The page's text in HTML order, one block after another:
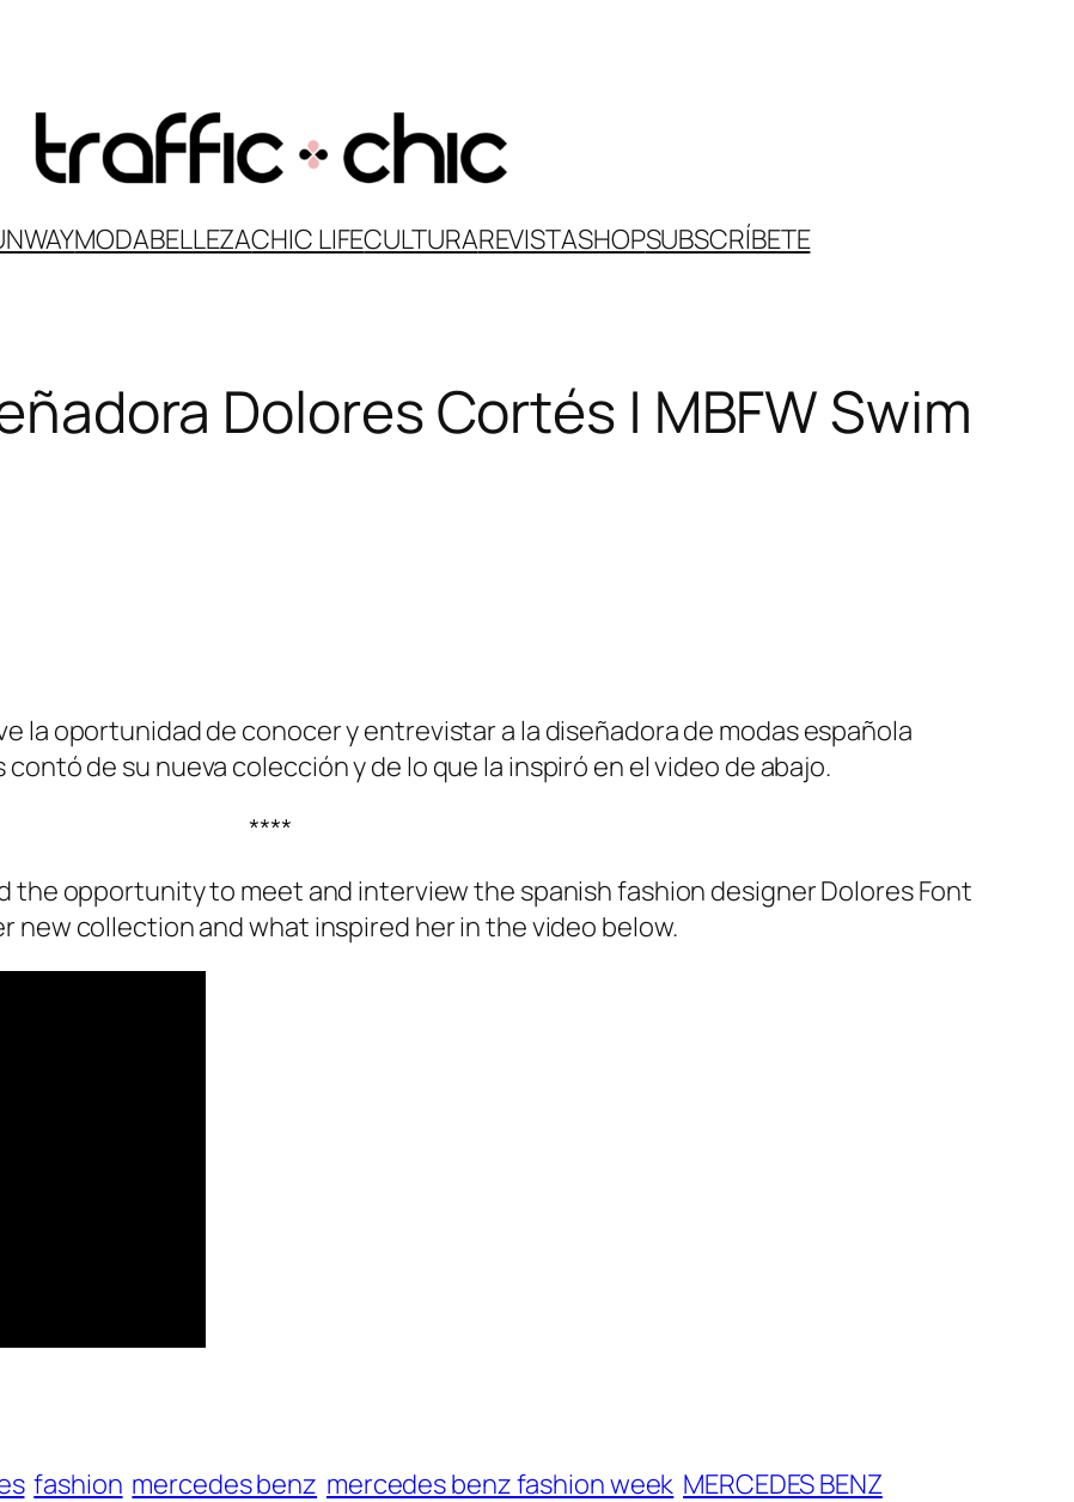
MODABELLEZACHIC LIFECULTURAREVISTASHOPSUBSCRÍBETE
Dolores Cortés | MBFW Swim
la oportunidad de conocer y entrevistar a la diseñadora de modas española
de su nueva colección y de lo que la inspiró en el video de abajo.
****
the opportunity to meet and interview the spanish fashion designer Dolores Font
new collection and what inspired her in the video below.
fashion mercedes benz mercedes benz fashion week MERCEDES BENZ